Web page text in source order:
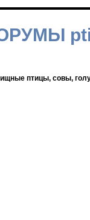
птицы, совы,